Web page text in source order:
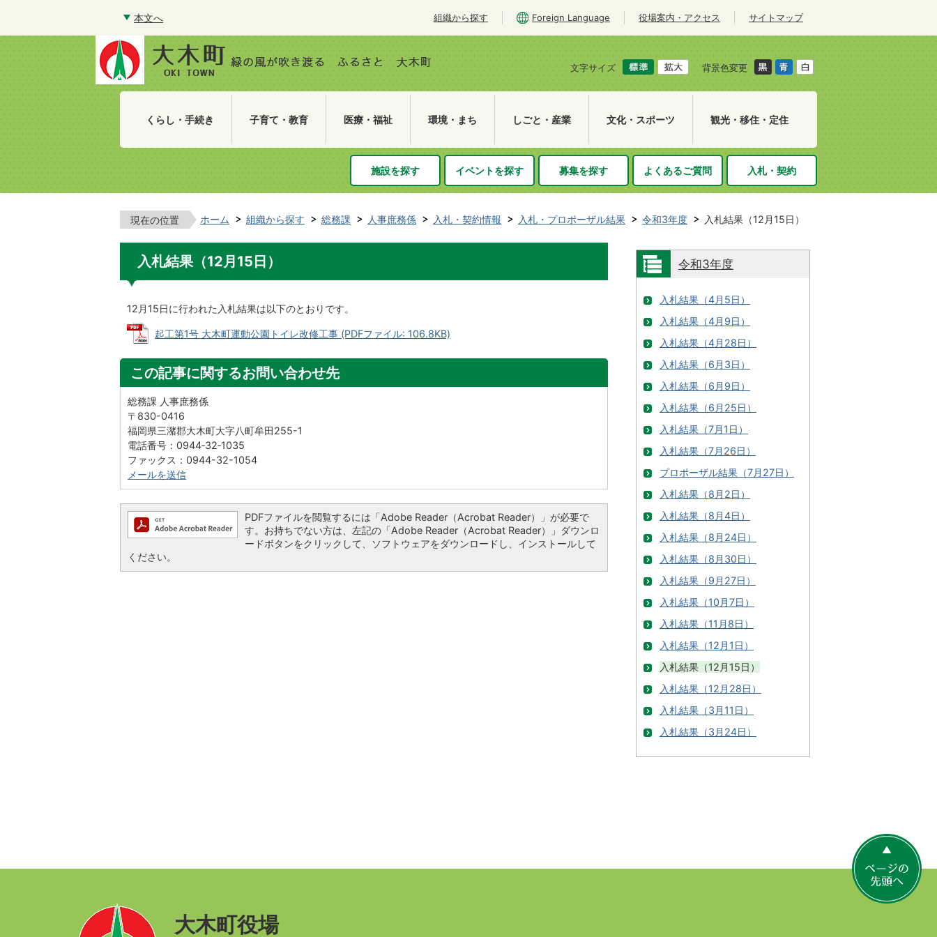
本文へ 組織から探す Foreign Language 役場案内・アクセス サイトマップ
文字サイズ 背景色変更
くらし・手続き 子育て・教育 医療・福祉 環境・まち しごと・産業 文化・スポーツ 観光・移住・定住
施設を探す イベントを探す 募集を探す よくあるご質問 入札・契約
現在の位置 ホーム 組織から探す 総務課 人事庶務係 入札・契約情報 入札・プロポーザル結果 令和3年度 入札結果（12月15日）
入札結果（12月15日）
12月15日に行われた入札結果は以下のとおりです。
起工第1号 大木町運動公園トイレ改修工事 (PDFファイル: 106.8KB)
この記事に関するお問い合わせ先
総務課 人事庶務係
〒830-0416
福岡県三潴郡大木町大字八町牟田255-1
電話番号：0944‐32‐1035
ファックス：0944-32-1054
メールを送信
PDFファイルを閲覧するには「Adobe Reader（Acrobat Reader）」が必要で
す。お持ちでない方は、左記の「Adobe Reader（Acrobat Reader）」ダウンロ
ードボタンをクリックして、ソフトウェアをダウンロードし、インストールして
ください。
令和3年度
入札結果（4月5日）
入札結果（4月9日）
入札結果（4月28日）
入札結果（6月3日）
入札結果（6月9日）
入札結果（6月25日）
入札結果（7月1日）
入札結果（7月26日）
プロポーザル結果（7月27日）
入札結果（8月2日）
入札結果（8月4日）
入札結果（8月24日）
入札結果（8月30日）
入札結果（9月27日）
入札結果（10月7日）
入札結果（11月8日）
入札結果（12月1日）
入札結果（12月15日）
入札結果（12月28日）
入札結果（3月11日）
入札結果（3月24日）
ー
ジ
の
大木町役場